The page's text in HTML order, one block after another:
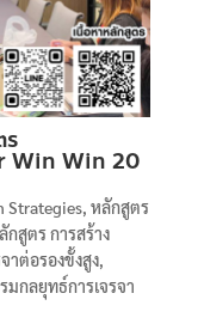
Win Win 20
Strategies, หลักสูตร
กสูตร การสร้าง
าต่อรองขั้งสูง,
กลยุทธ์การเจรจา